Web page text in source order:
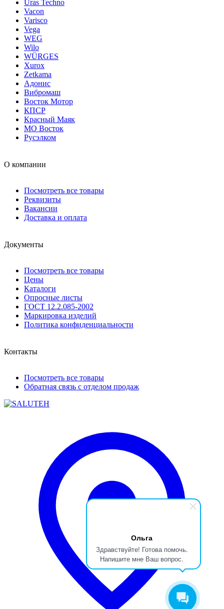
Ольга
Здравствуйте! Готова помочь.
Напишите мне Ваш вопрос.
Uras Techno
Vacon
Varisco
Vega
WEG
Wilo
WÜRGES
Xurox
Zetkama
Адонис
Вибромаш
Восток Мотор
КПСР
Красный Маяк
МО Восток
Русэлком
О компании
Посмотреть все товары
Реквизиты
Вакансии
Доставка и оплата
Документы
Посмотреть все товары
Цены
Каталоги
Опросные листы
ГОСТ 12.2.085-2002
Маркировка изделий
Политика конфиденциальности
Контакты
Посмотреть все товары
Обратная связь с отделом продаж